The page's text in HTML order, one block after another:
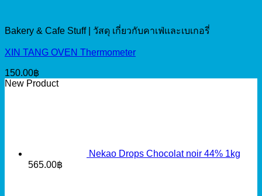
Bakery & Cafe Stuff | วัสดุ เกี่ยวกับคาเฟ่และเบเกอรี่
XIN TANG OVEN Thermometer
150.00฿
New Product
Nekao Drops Chocolat noir 44% 1kg
565.00฿